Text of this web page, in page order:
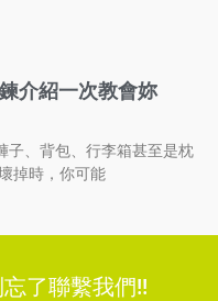
介紹一次教會妳
子、背包、行李箱甚至是枕
掉時，你可能
了聯繫我們!!